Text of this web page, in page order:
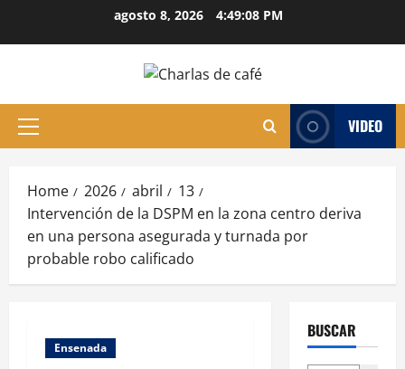
agosto 8, 2026 4:49:08 PM
Primary
VIDEO
Home 2026 abril
13
Intervención de la DSPM en la zona centro deriva
en una persona asegurada y turnada por
probable robo calificado
Ensenada
BUSCAR